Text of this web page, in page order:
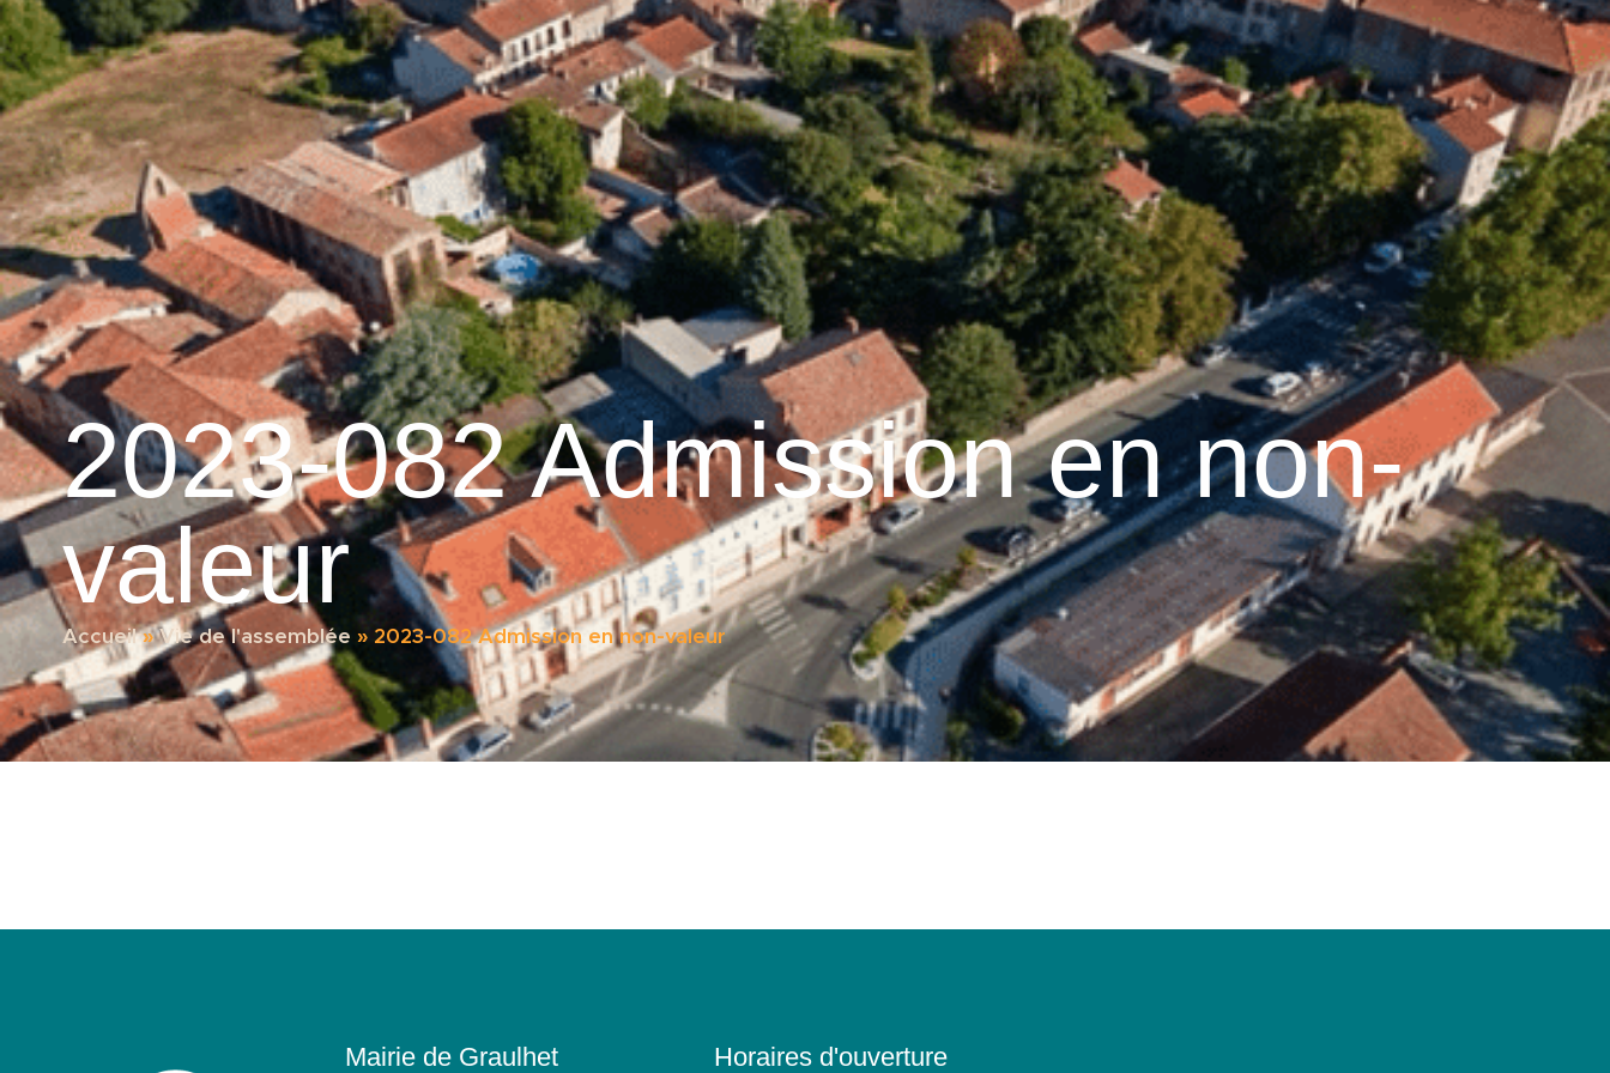
principal
Graulhet et le cuir Accueil Découvrir Graulhet Vie municipale Graulhet au quotidien Services pratiques 19 °C
2023-082 Admission en non-
valeur
Accueil»Vie de l'assemblée » 2023-082 Admission en non-valeur
Mairie de Graulhet Horaires d'ouverture